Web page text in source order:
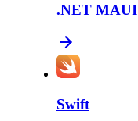
.NET MAUI
Swift